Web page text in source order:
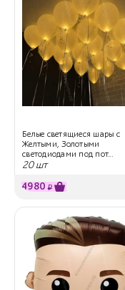
Белые светящиеся шары с
Желтыми, Золотыми
светодиодами под пот...
20 шт
4980 ₽